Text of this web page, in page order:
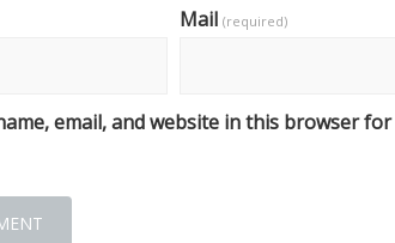
Mail (required)
email, and website in this browser